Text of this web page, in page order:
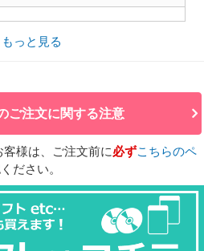
もっと見る
ご注文に関する注意
様は、ご注文前に必ずこちらのペ
ださい。